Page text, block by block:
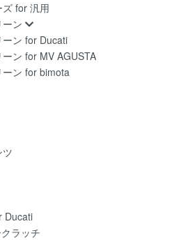
for 汎用
ン
ン for Ducati
ン for MV AGUSTA
ーン for bimota
Ducati
ラッチ